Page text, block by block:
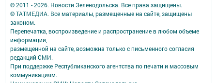
© 2011 - 2026. Новости Зеленодольска. Все права защищены.
© ТАТМЕДИА. Все материалы, размещенные на сайте, защищены
законом.
Перепечатка, воспроизведение и распространение в любом объеме
информации,
размещенной на сайте, возможна только с письменного согласия
редакций СМИ.
При поддержке Республиканского агентства по печати и массовым
коммуникациям.